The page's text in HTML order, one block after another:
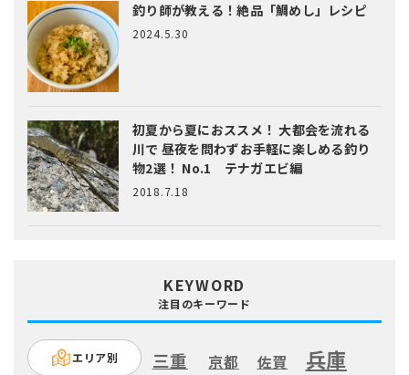
釣り師が教える！絶品「鯛めし」レシピ
2024.5.30
初夏から夏におススメ！ 大都会を流れる
川で 昼夜を問わずお手軽に楽しめる釣り
物2選！ No.1 テナガエビ編
2018.7.18
KEYWORD
注目のキーワード
エリア別 三重 京都 佐賀 兵庫